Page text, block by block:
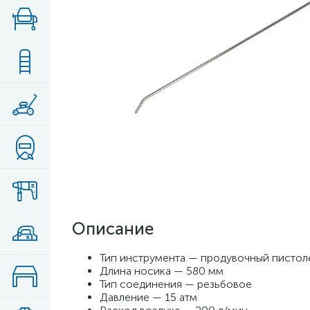
Описание
Тип инструмента — продувочный
Длина носика — 580 мм
Тип соединения — резьбовое
Давление — 15 атм